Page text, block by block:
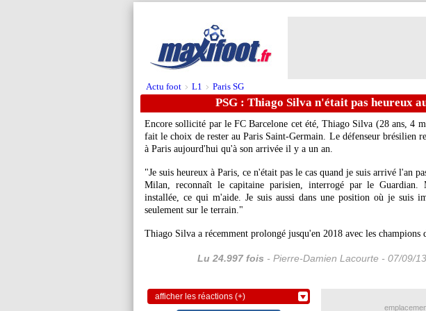
Actu foot > L1 > Paris SG
PSG : Thiago Silva n'était pas heureux
Encore sollicité par le FC Barcelone cet été, Thiago Silva (28 ans, 4
fait le choix de rester au Paris Saint-Germain. Le défenseur brésilien
à Paris aujourd'hui qu'à son arrivée il y a un an.
"Je suis heureux à Paris, ce n'était pas le cas quand je suis arrivé l'an
Milan, reconnaît le capitaine parisien, interrogé par le Guardian.
installée, ce qui m'aide. Je suis aussi dans une position où je suis
seulement sur le terrain."
Thiago Silva a récemment prolongé jusqu'en 2018 avec les champions
Lu 24.997 fois - Pierre-Damien Lacourte - 07/09/
afficher les réactions (+)